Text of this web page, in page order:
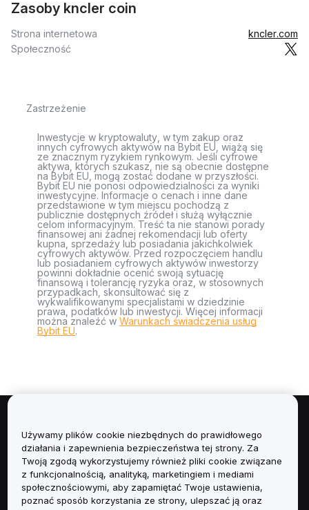
Zasoby kncler coin
Strona internetowa
kncler.com
Społeczność
Zastrzeżenie
Inwestycje w kryptowaluty, w tym zakup oraz
innych cyfrowych aktywów na Bybit EU, wiążą się
ze znacznym ryzykiem rynkowym. Jeśli cyfrowe
aktywa, których szukasz, nie są obecnie dostępne
na Bybit EU, mogą zostać dodane w przyszłości.
Bybit EU nie ponosi odpowiedzialności za wyniki
inwestycyjne. Informacje o cenach i inne dane
przedstawione w tym miejscu pochodzą z
publicznie dostępnych źródeł i służą wyłącznie
celom informacyjnym. Treść ta nie stanowi porady
finansowej ani żadnej rekomendacji lub oferty
kupna, sprzedaży lub posiadania jakichkolwiek
cyfrowych aktywów. Przed rozpoczęciem handlu
lub posiadaniem cyfrowych aktywów inwestorzy
powinni dokładnie ocenić swoją sytuację
finansową i tolerancję ryzyka oraz, w stosownych
przypadkach, skonsultować się z
wykwalifikowanymi specjalistami w dziedzinie
prawa, podatków lub inwestycji. Więcej informacji
można znaleźć w Warunkach świadczenia usług
Bybit EU.
Informacje
Usługi
Obsługa Klienta
Używamy plików cookie niezbędnych do prawidłowego
działania i zapewnienia bezpieczeństwa tej strony. Za
Twoją zgodą wykorzystujemy również pliki cookie związane
z funkcjonalnością, analityką, marketingiem i mediami
społecznościowymi, aby zapamiętać Twoje ustawienia,
poznać sposób korzystania ze strony, ulepszać ją oraz